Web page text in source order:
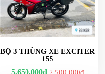
BỘ 3 THÙNG XE EXCITER
155
5,650,000đ7,500,000đ